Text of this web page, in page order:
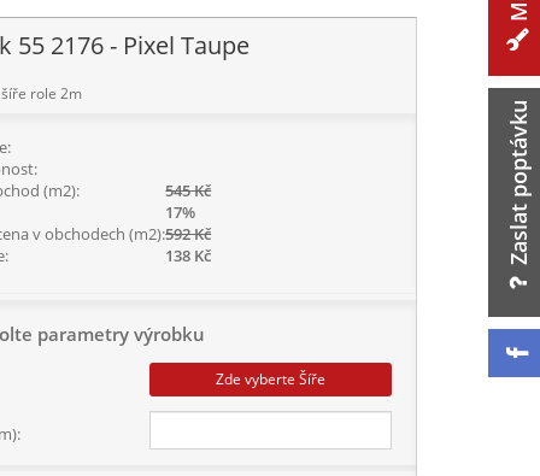
55 2176 - Pixel Taupe
role 2m
(m2):
545 Kč
17%
v obchodech (m2):592 Kč
138 Kč
parametry výrobku
Zde vyberte Šíře
Zaslat poptávku